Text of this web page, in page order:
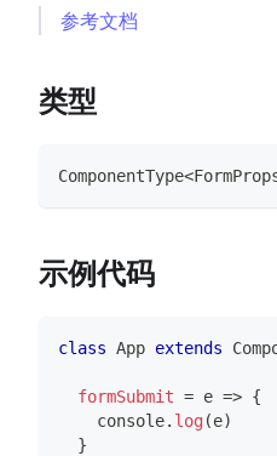
参考文档
类型
ComponentType<
示例代码
class App extends
formSubmit = e => {
console. log(e)
}